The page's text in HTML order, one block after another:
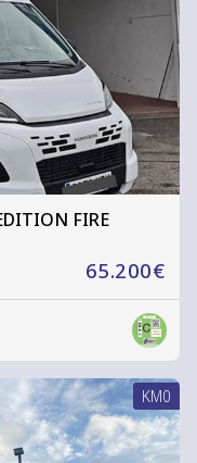
FIRE
65.200€
KM0